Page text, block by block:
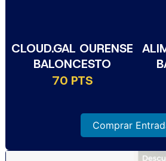
CLOUD.GAL OURENSE
BALONCESTO
70 PTS
Comprar